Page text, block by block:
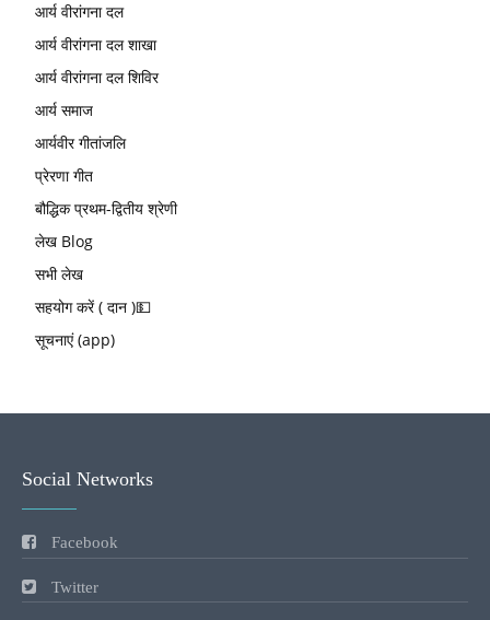
आर्य वीरांगना दल
आर्य वीरांगना दल शाखा
आर्य वीरांगना दल शिविर
आर्य समाज
आर्यवीर गीतांजलि
प्रेरणा गीत
बौद्धिक प्रथम-द्वितीय श्रेणी
लेख Blog
सभी लेख
सहयोग करें ( दान )💵
सूचनाएं (app)
Social Networks
Facebook
Twitter